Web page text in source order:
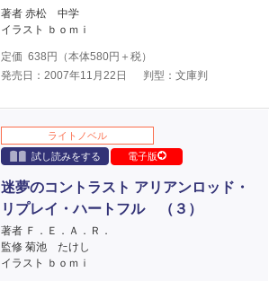
著者 赤松 中学
イラスト ｂｏｍｉ
定価 638 円（本体580円＋税）
発売日：2007年11月22日
判型：文庫判
ライトノベル
試し読みをする
電子版
迷夢のコントラスト アリアンロッド・
リプレイ・ハートフル （３）
著者 Ｆ．Ｅ．Ａ．Ｒ．
監修 菊池 たけし
イラスト ｂｏｍｉ